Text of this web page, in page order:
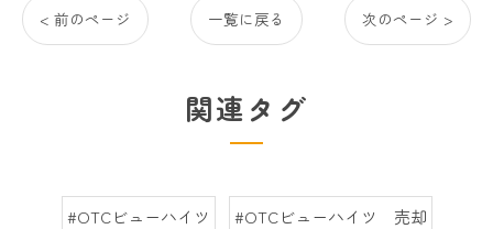
< 前のページ 一覧に戻る 次のページ >
関連タグ
#OTCビューハイツ #OTCビューハイツ 売却